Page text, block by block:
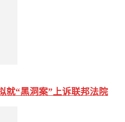
就“黑洞案”上诉联邦法院